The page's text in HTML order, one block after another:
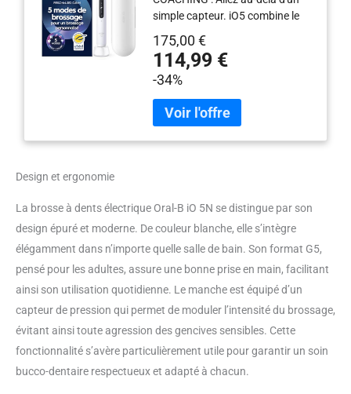
simple capteur. iO5 combine le
capteur de pression intelligent et
lumineux à un coaching via l'app
Oral- B pour vous apprendre à
mieux brosser et à protéger
durablement vos gencives
CLINIQUEMENT PROUVÉ POUR
DÈS LA 1ÈRE SEMAINE AVEC iO :
chaque dent pour éliminer 6x
plus de plaque le long des
gencives NE MANQUEZ AUCUNE
ZONE SENSIBLE : L'application
Oral-B suit en temps réel les 6
zones de votre bouche pour une
couverture parfaite, prévenant
l'accumulation de plaque
dentaire le long du sillon gingival,
MODES POUR UN SOIN
175,00 €
114,99 €
-34%
Design et ergonomie
La brosse à dents électrique Oral-B iO 5N se distingue par son
design épuré et moderne. De couleur blanche, elle s’intègre
élégamment dans n’importe quelle salle de bain. Son format G5,
pensé pour les adultes, assure une bonne prise en main, facilitant
ainsi son utilisation quotidienne. Le manche est équipé d’un
capteur de pression qui permet de moduler l’intensité du brossage,
évitant ainsi toute agression des gencives sensibles. Cette
fonctionnalité s’avère particulièrement utile pour garantir un soin
bucco-dentaire respectueux et adapté à chacun.